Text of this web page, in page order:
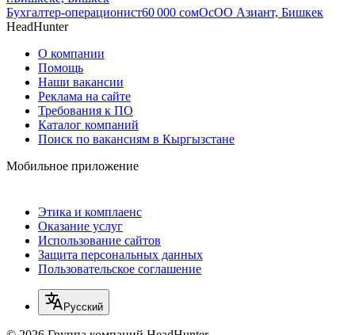
Бухгалтер-операционист60 000 сомОсОО Азиант, Бишкек
HeadHunter
О компании
Помощь
Наши вакансии
Реклама на сайте
Требования к ПО
Каталог компаний
Поиск по вакансиям в Кыргызстане
Мобильное приложение
Этика и комплаенс
Оказание услуг
Использование сайтов
Защита персональных данных
Пользовательское соглашение
Русский